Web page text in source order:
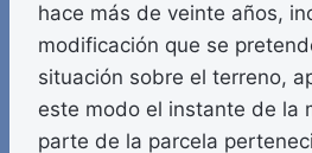
hace más de veinte años,
modificación que se
situación sobre el terreno,
este modo el instante de la
parte de la parcela